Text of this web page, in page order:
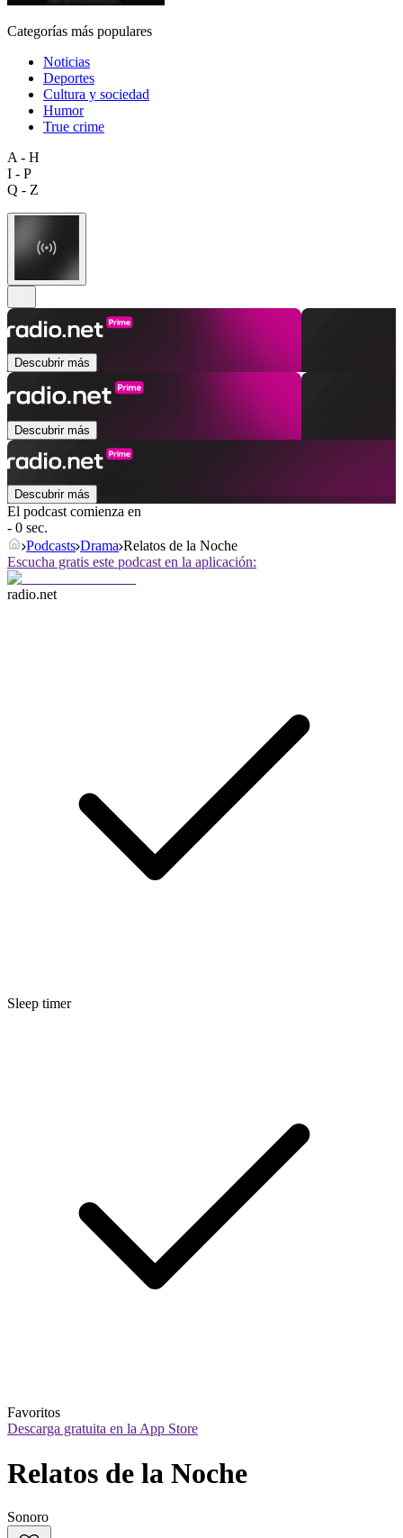
Categorías más populares
Noticias
Deportes
Cultura y sociedad
Humor
True crime
A - H
I - P
Q - Z
Descubrir más
Descubrir más
Descubrir más
El podcast comienza en
- 0 sec.
Podcasts Drama Relatos de la Noche
Escucha gratis este podcast en la aplicación:
radio.net
Sleep timer
Favoritos
Descarga gratuita en la App Store
Relatos de la Noche
Sonoro